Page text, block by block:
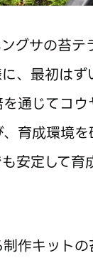
グサの苔
、最初は
通じてコ
育成環境を
安定して育
作キット